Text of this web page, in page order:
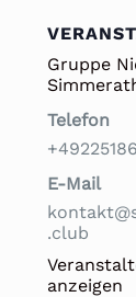
Gruppe
Telefon
E-Mail
.club
anzeigen